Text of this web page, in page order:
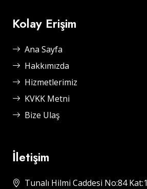
Kolay Erişim
Ana Sayfa
Hakkımızda
Hizmetlerimiz
KVKK Metni
Bize Ulaş
İletişim
Tunalı Hilmi Caddesi No:84 Kat:1